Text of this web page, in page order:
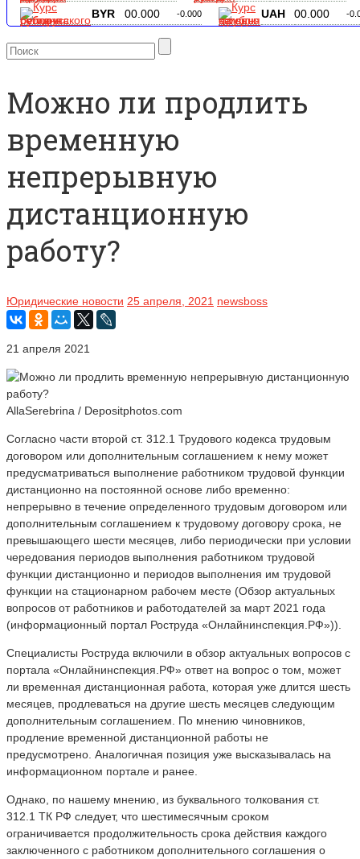
BYR 00.000 -0.000 UAH 00.000 -
Можно ли продлить
временную
непрерывную
дистанционную
работу?
Юридические новости 25 апреля, 2021 newsboss
21 апреля 2021
AllaSerebrina / Depositphotos.com
Согласно части второй ст. 312.1 Трудового кодекса трудовым
договором или дополнительным соглашением к нему может
предусматриваться выполнение работником трудовой функции
дистанционно на постоянной основе либо временно:
непрерывно в течение определенного трудовым договором или
дополнительным соглашением к трудовому договору срока, не
превышающего шести месяцев, либо периодически при условии
чередования периодов выполнения работником трудовой
функции дистанционно и периодов выполнения им трудовой
функции на стационарном рабочем месте (Обзор актуальных
вопросов от работников и работодателей за март 2021 года
(информационный портал Роструда «Онлайнинспекция.РФ»)).
Специалисты Роструда включили в обзор актуальных вопросов с
портала «Онлайнинспекция.РФ» ответ на вопрос о том, может
ли временная дистанционная работа, которая уже длится шесть
месяцев, продлеваться на другие шесть месяцев следующим
дополнительным соглашением. По мнению чиновников,
продление временной дистанционной работы не
предусмотрено. Аналогичная позиция уже высказывалась на
информационном портале и ранее.
Однако, по нашему мнению, из буквального толкования ст.
312.1 ТК РФ следует, что шестимесячным сроком
ограничивается продолжительность срока действия каждого
заключенного с работником дополнительного соглашения о